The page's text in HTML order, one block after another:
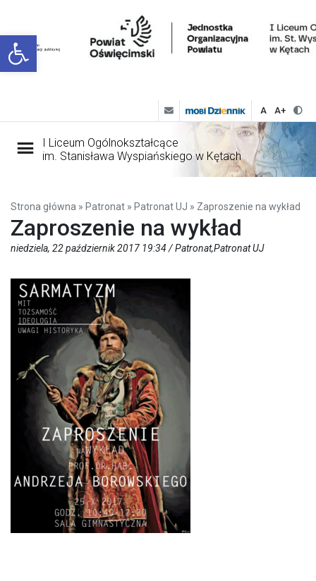
Open toolbar
A A+
I Liceum Ogólnokształcące
im. Stanisława Wyspiańskiego w Kętach
Strona główna » Patronat » Patronat UJ » Zaproszenie na wykład
Zaproszenie na wykład
niedziela, 22 październik 2017 19:34 /Patronat,Patronat UJ